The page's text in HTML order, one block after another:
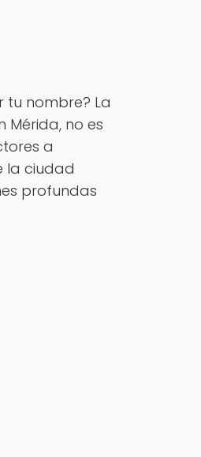
nombre? La
Mérida, no es
a
la ciudad
profundas